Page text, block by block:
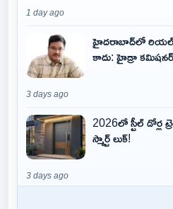
1 day ago
హైదరాబాద్‌లో రియల్
కాదు: హైడ్రా
3 days ago
2026లో స్టీల్ డోర్ల
స్మార్ట్ లుక్!
3 days ago